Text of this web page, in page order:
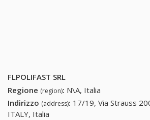
FLPOLIFAST SRL
Regione (region): N\A, Italia
Indirizzo (address): 17/19, Via Strauss
ITALY, Italia